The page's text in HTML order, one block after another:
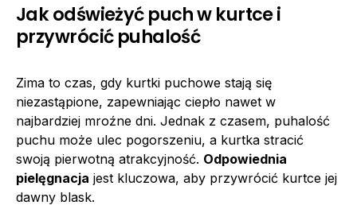
Jak odświeżyć puch w kurtce i
przywrócić puhalość
Zima to czas, gdy kurtki puchowe stają się
niezastąpione, zapewniając ciepło nawet w
najbardziej mroźne dni. Jednak z czasem, puhalość
puchu może ulec pogorszeniu, a kurtka stracić
swoją pierwotną atrakcyjność. Odpowiednia
pielęgnacja jest kluczowa, aby przywrócić kurtce jej
dawny blask.